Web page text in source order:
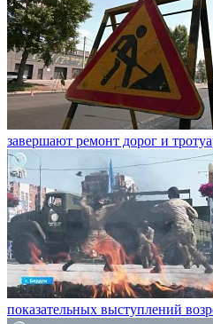
завершают ремонт дорог и
показательных выступлений